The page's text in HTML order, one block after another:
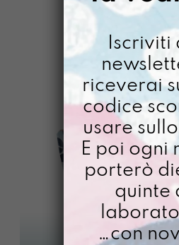
FILTRI
Iscriviti
riceverai
codice
usare
E poi ogni
porterò
quinte
…con